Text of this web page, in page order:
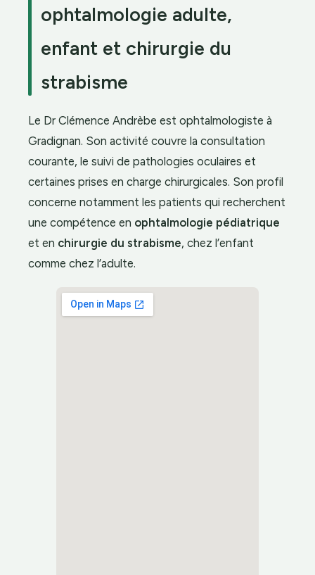
ophtalmologie adulte,
enfant et chirurgie du
strabisme
Le Dr Clémence Andrèbe est ophtalmologiste à
Gradignan. Son activité couvre la consultation
courante, le suivi de pathologies oculaires et
certaines prises en charge chirurgicales. Son profil
concerne notamment les patients qui recherchent
une compétence en ophtalmologie pédiatrique
et en chirurgie du strabisme, chez l’enfant
comme chez l’adulte.